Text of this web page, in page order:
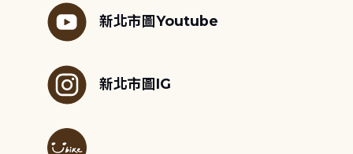
新北市圖Youtube
新北市圖IG